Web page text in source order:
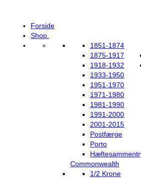
Forside
Shop.
1851-1874
1875-1917
1918-1932
1933-1950
1951-1970
1971-1980
1981-1990
1991-2000
2001-2015
Postfærge
Porto
Commonwealth
1/2 Krone